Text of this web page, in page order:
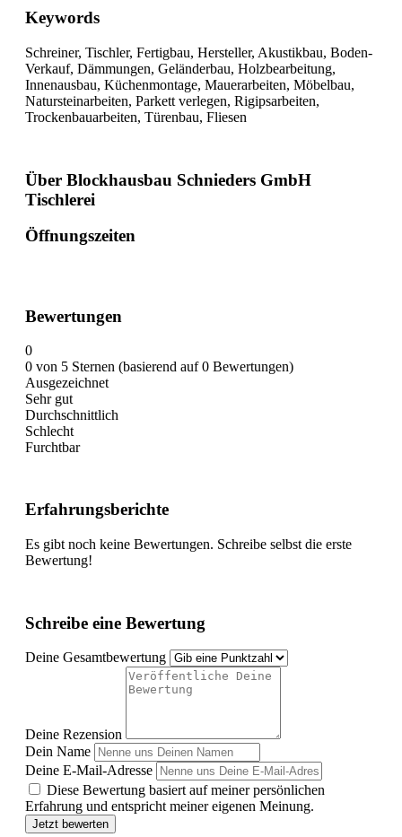
Keywords
Schreiner, Tischler, Fertigbau, Hersteller, Akustikbau, Boden-
Verkauf, Dämmungen, Geländerbau, Holzbearbeitung,
Innenausbau, Küchenmontage, Mauerarbeiten, Möbelbau,
Natursteinarbeiten, Parkett verlegen, Rigipsarbeiten,
Trockenbauarbeiten, Türenbau, Fliesen
Über Blockhausbau Schnieders GmbH
Tischlerei
Öffnungszeiten
Bewertungen
0
0 von 5 Sternen (basierend auf 0 Bewertungen)
Ausgezeichnet
Sehr gut
Durchschnittlich
Schlecht
Furchtbar
Erfahrungsberichte
Es gibt noch keine Bewertungen. Schreibe selbst die erste
Bewertung!
Schreibe eine Bewertung
Deine Gesamtbewertung
Deine Rezension
Dein Name
Deine E-Mail-Adresse
Diese Bewertung basiert auf meiner persönlichen
Erfahrung und entspricht meiner eigenen Meinung.
Jetzt bewerten